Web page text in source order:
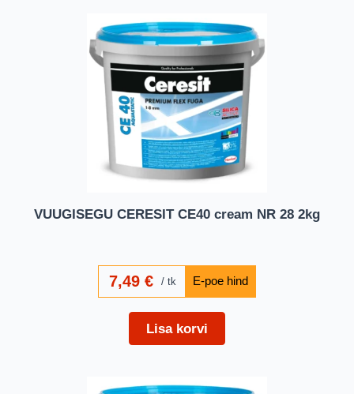
VUUGISEGU CERESIT CE40 cream NR 28 2kg
7,49€ tk
Lisa korvi